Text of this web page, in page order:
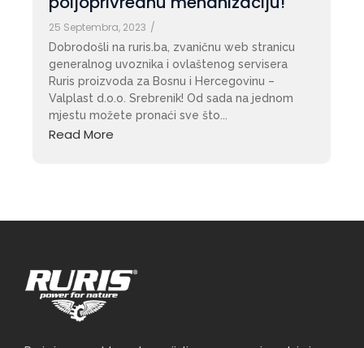
25 Septembra, 2023 /
Dobrodošli na ruris.ba, zvaničnu web stranicu
generalnog uvoznika i ovlaštenog servisera
Ruris proizvoda za Bosnu i Hercegovinu –
Valplast d.o.o. Srebrenik! Od sada na jednom
mjestu možete pronaći sve što...
Read More